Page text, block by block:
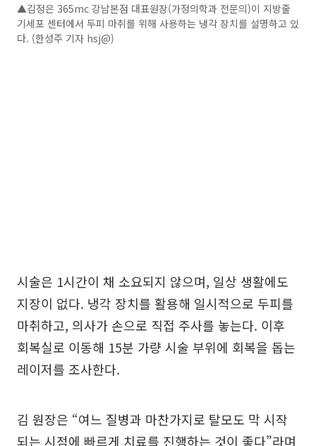
▲김정은 365mc 강남본점 대표원장(가정의학과 전문의)이 지방줄
기세포 센터에서 두피 마취를 위해 사용하는 냉각 장치를 설명하고 있
다. (한성주 기자 hsj@)
시술은 1시간이 채 소요되지 않으며, 일상 생활에도
지장이 없다. 냉각 장치를 활용해 일시적으로 두피를
마취하고, 의사가 손으로 직접 주사를 놓는다. 이후
회복실로 이동해 15분 가량 시술 부위에 회복을 돕는
레이저를 조사한다.
김 원장은 “여느 질병과 마찬가지로 탈모도 막 시작
되는 시점에 빠르게 치료를 진행하는 것이 좋다”라며